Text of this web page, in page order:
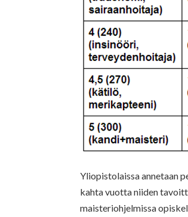
Yliopistolaissa annetaan
kahta vuotta niiden
maisteriohjelmissa